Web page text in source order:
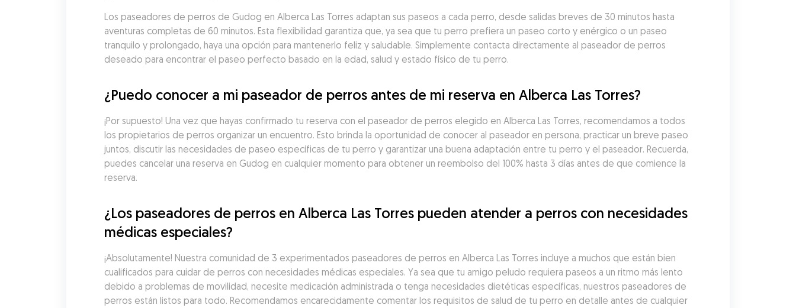
Los paseadores de perros de Gudog en Alberca Las Torres adaptan sus paseos a cada perro, desde salidas breves de 30 minutos hasta
aventuras completas de 60 minutos. Esta flexibilidad garantiza que, ya sea que tu perro prefiera un paseo corto y enérgico o un paseo
tranquilo y prolongado, haya una opción para mantenerlo feliz y saludable. Simplemente contacta directamente al paseador de perros
deseado para encontrar el paseo perfecto basado en la edad, salud y estado físico de tu perro.
¿Puedo conocer a mi paseador de perros antes de mi reserva en Alberca Las Torres?
¡Por supuesto! Una vez que hayas confirmado tu reserva con el paseador de perros elegido en Alberca Las Torres, recomendamos a todos
los propietarios de perros organizar un encuentro. Esto brinda la oportunidad de conocer al paseador en persona, practicar un breve paseo
juntos, discutir las necesidades de paseo específicas de tu perro y garantizar una buena adaptación entre tu perro y el paseador. Recuerda,
puedes cancelar una reserva en Gudog en cualquier momento para obtener un reembolso del 100% hasta 3 días antes de que comience la
reserva.
¿Los paseadores de perros en Alberca Las Torres pueden atender a perros con necesidades
médicas especiales?
¡Absolutamente! Nuestra comunidad de 3 experimentados paseadores de perros en Alberca Las Torres incluye a muchos que están bien
cualificados para cuidar de perros con necesidades médicas especiales. Ya sea que tu amigo peludo requiera paseos a un ritmo más lento
debido a problemas de movilidad, necesite medicación administrada o tenga necesidades dietéticas específicas, nuestros paseadores de
perros están listos para todo. Recomendamos encarecidamente comentar los requisitos de salud de tu perro en detalle antes de cualquier